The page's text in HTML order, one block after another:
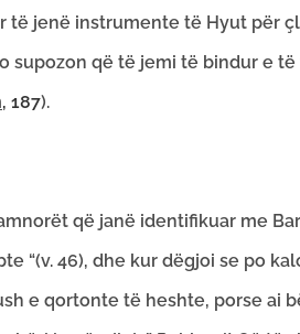
jenë instrumente të Hyut për
që të jemi të bindur e
, 187).
që janë identifikuar me
“(v. 46), dhe kur dëgjoi se po
e qortonte të heshte, porse ai